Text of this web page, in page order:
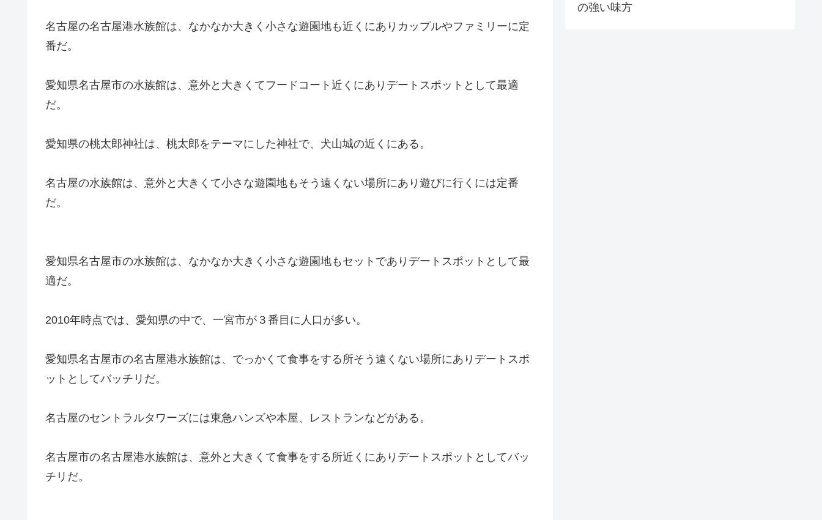
名古屋の名古屋港水族館は、なかなか大きく小さな遊園地も近くにありカップルやファミリーに定
番だ。
愛知県名古屋市の水族館は、意外と大きくてフードコート近くにありデートスポットとして最適
だ。
愛知県の桃太郎神社は、桃太郎をテーマにした神社で、犬山城の近くにある。
名古屋の水族館は、意外と大きくて小さな遊園地もそう遠くない場所にあり遊びに行くには定番
だ。
愛知県名古屋市の水族館は、なかなか大きく小さな遊園地もセットでありデートスポットとして最
適だ。
2010年時点では、愛知県の中で、一宮市が３番目に人口が多い。
愛知県名古屋市の名古屋港水族館は、でっかくて食事をする所そう遠くない場所にありデートスポ
ットとしてバッチリだ。
名古屋のセントラルタワーズには東急ハンズや本屋、レストランなどがある。
名古屋市の名古屋港水族館は、意外と大きくて食事をする所近くにありデートスポットとしてバッ
チリだ。
の強い味方